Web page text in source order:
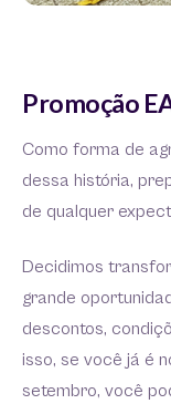
Promoção
Como forma de
dessa história,
de qualquer
Decidimos
grande
descontos,
isso, se você já é
setembro, você